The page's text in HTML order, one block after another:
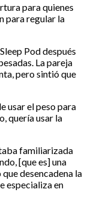
para quienes
para regular la
Pod después
La pareja
pero sintió que
usar el peso para
quería usar la
familiarizada
[que es] una
desencadena la
especializa en